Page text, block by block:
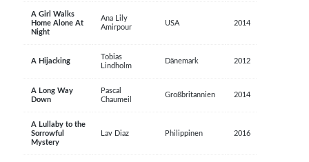
A Girl Walks
Home Alone At
Night
Ana Lily
Amirpour
USA 2014
A Hijacking
Tobias
Lindholm
Dänemark 2012
A Long Way
Down
Pascal
Chaumeil
Großbritannien 2014
A Lullaby to the
Sorrowful
Mystery
Lav Diaz Philippinen 2016